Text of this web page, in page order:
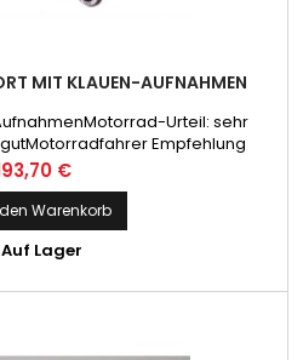
MIT KLAUEN-AUFNAHMEN
Urteil: sehr
Empfehlung
€
Warenkorb
Auf Lager